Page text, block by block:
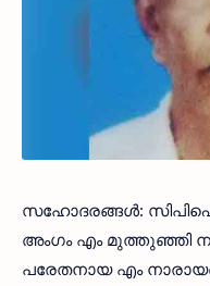
സഹോദരങ്ങള്‍:
അംഗം എം മുത്തുഞ്ഞി
പരേതനായ എം